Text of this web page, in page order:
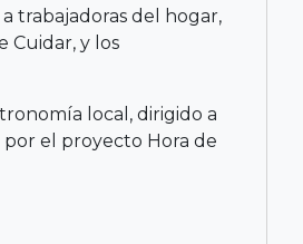
trabajadoras del hogar,
Cuidar, y los
local, dirigido a
el proyecto Hora de